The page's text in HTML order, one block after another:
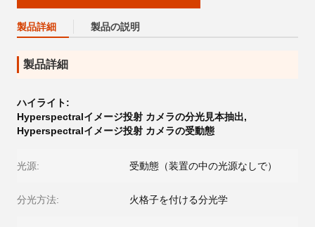
製品詳細 製品の説明
製品詳細
ハイライト:
Hyperspectralイメージ投射 カメラの分光見本抽出,
Hyperspectralイメージ投射 カメラの受動態
光源: 受動態（装置の中の光源なしで）
分光方法: 火格子を付ける分光学